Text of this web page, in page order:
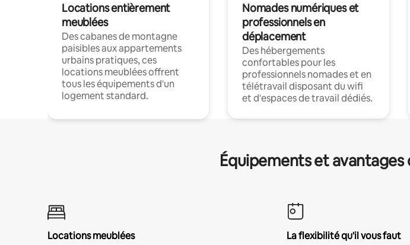
Locations entièrement
meublées
Des cabanes de montagne
paisibles aux appartements
urbains pratiques, ces
locations meublées offrent
tous les équipements d'un
logement standard.
Nomades numériques et
professionnels en
déplacement
Des hébergements
confortables pour les
professionnels nomades et en
télétravail disposant du wifi
et d'espaces de travail dédiés.
Équipements et avantages
Locations meublées
La flexibilité qu'il vous faut